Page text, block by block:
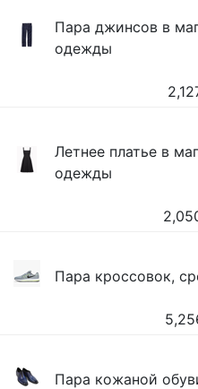
Пара джинсов в
одежды
Летнее платье в
одежды
Пара кроссовок,
Пара кожаной